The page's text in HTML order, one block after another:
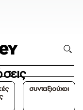
συνταξιούχοι